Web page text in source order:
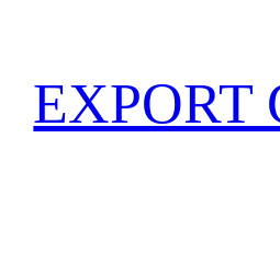
EXPORT